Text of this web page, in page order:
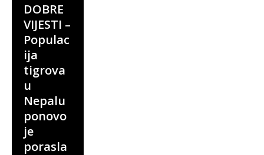
DOBRE
VIJESTI –
Populac
ija
tigrova
u
Nepalu
ponovo
je
porasla